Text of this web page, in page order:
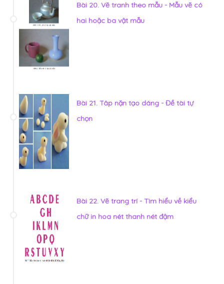
Bài 20. Vẽ tranh theo mẫu - Mẫu vẽ có
hai hoặc ba vật mẫu
Bài 21. Tâp nặn tạo dáng - Đề tài tự
chọn
Bài 22. Vẽ trang trí - Tìm hiểu về kiểu
chữ in hoa nét thanh nét đậm